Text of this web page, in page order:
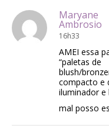
Maryane
Ambrosio
16h33
AMEI essa
“paletas de
blush/
compacto e
iluminador e
mal posso